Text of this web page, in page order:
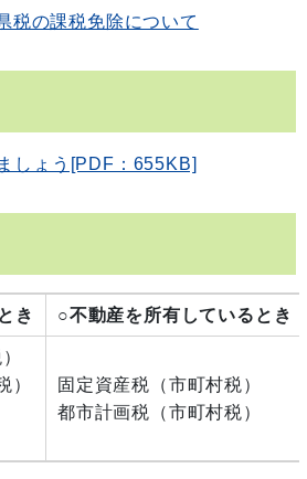
税の課税免除について
しょう[PDF：655KB]
き ○不動産を所有しているとき
）
固定資産税（市町村税）
都市計画税（市町村税）